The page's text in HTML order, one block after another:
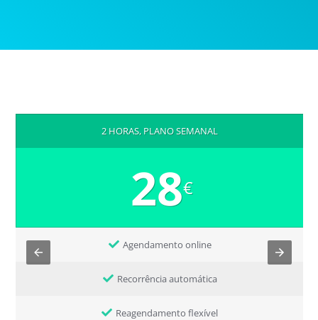
2 HORAS, PLANO SEMANAL
28€
Agendamento online
Recorrência automática
Reagendamento flexível